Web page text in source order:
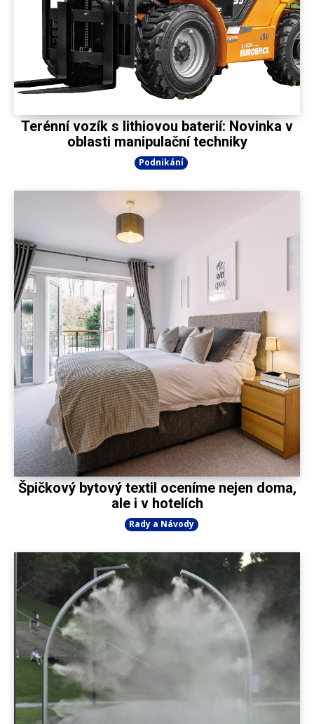
Terénní vozík s lithiovou baterií: Novinka v
oblasti manipulační techniky
Podnikání
Špičkový bytový textil oceníme nejen doma,
ale i v hotelích
Rady a Návody